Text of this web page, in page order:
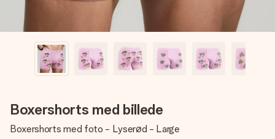
Boxershorts med billede
Boxershorts med foto - Lyserød - Large